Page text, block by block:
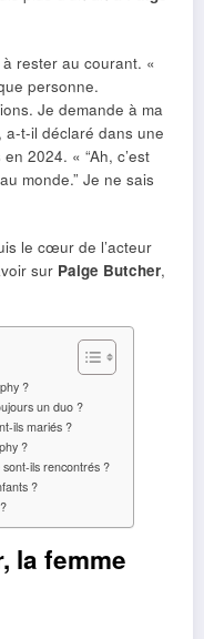
à rester au courant. «
personne.
Je demande à ma
a-t-il déclaré dans une
2024. « “Ah, c’est
monde.” Je ne sais
le cœur de l’acteur
sur Paige Butcher,
?
un duo ?
ils mariés ?
?
ils rencontrés ?
?
la femme